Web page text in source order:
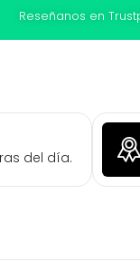
Reseñanos en
del día.